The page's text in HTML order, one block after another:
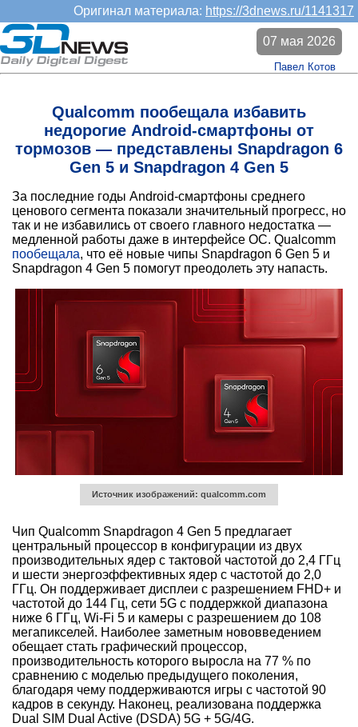
Оригинал материала: https://3dnews.ru/1141317
Qualcomm пообещала избавить
недорогие Android-смартфоны от
тормозов — представлены Snapdragon 6
Gen 5 и Snapdragon 4 Gen 5
07 мая 2026
Павел Котов
За последние годы Android-смартфоны среднего
ценового сегмента показали значительный прогресс, но
так и не избавились от своего главного недостатка —
медленной работы даже в интерфейсе ОС. Qualcomm
пообещала, что её новые чипы Snapdragon 6 Gen 5 и
Snapdragon 4 Gen 5 помогут преодолеть эту напасть.
Источник изображений: qualcomm.com
Чип Qualcomm Snapdragon 4 Gen 5 предлагает
центральный процессор в конфигурации из двух
производительных ядер с тактовой частотой до 2,4 ГГц
и шести энергоэффективных ядер с частотой до 2,0
ГГц. Он поддерживает дисплеи с разрешением FHD+ и
частотой до 144 Гц, сети 5G с поддержкой диапазона
ниже 6 ГГц, Wi-Fi 5 и камеры с разрешением до 108
мегапикселей. Наиболее заметным нововведением
обещает стать графический процессор,
производительность которого выросла на 77 % по
сравнению с моделью предыдущего поколения,
благодаря чему поддерживаются игры с частотой 90
кадров в секунду. Наконец, реализована поддержка
Dual SIM Dual Active (DSDA) 5G + 5G/4G.